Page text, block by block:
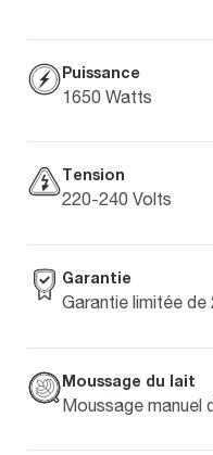
Puissance
1650 Watts
Tension
220-240 Volts
Garantie
Garantie limitée de
Moussage du lait
Moussage manuel